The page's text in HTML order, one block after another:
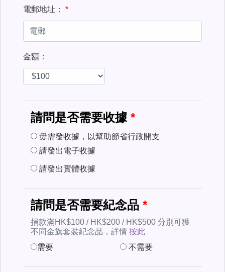
電郵地址：
金額：
請問是否需要收據
毋需發收據，以幫助節省行政開支
請發出電子收據
請發出實體收據
請問是否需要紀念品
捐款滿HK$100 / HK$200 / HK$500 分別可獲
不同金旗套裝紀念品，詳情 按此
需要
不需要